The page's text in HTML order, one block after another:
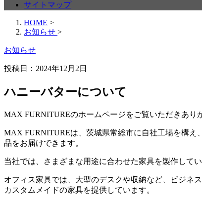
サイトマップ
HOME >
お知らせ >
お知らせ
投稿日： 2024年12月2日
ハニーバターについて
MAX FURNITUREのホームページをご覧いただきあり
MAX FURNITUREは、茨城県常総市に自社工場を構
品をお届けできます。
当社では、さまざまな用途に合わせた家具を製作して
オフィス家具では、大型のデスクや収納など、ビジネ
カスタムメイドの家具を提供しています。